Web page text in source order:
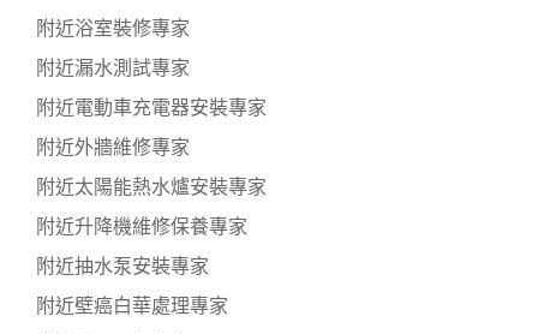
附近浴室裝修專家
附近漏水測試專家
附近電動車充電器安裝專家
附近外牆維修專家
附近太陽能熱水爐安裝專家
附近升降機維修保養專家
附近抽水泵安裝專家
附近壁癌白華處理專家